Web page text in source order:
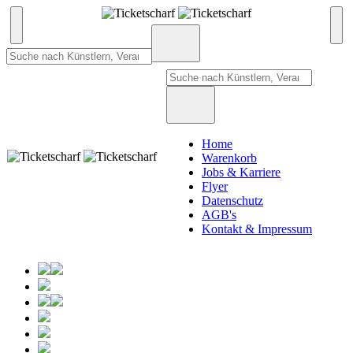
Home
Warenkorb
Jobs & Karriere
Flyer
Datenschutz
AGB's
Kontakt & Impressum